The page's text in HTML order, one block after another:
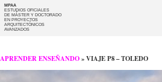
MPAA
ESTUDIOS OFICIALES
DE MÁSTER Y DOCTORADO
EN PROYECTOS
ARQUITECTÓNICOS
AVANZADOS
APRENDER ENSEÑANDO» VIAJE P8 – TOLEDO